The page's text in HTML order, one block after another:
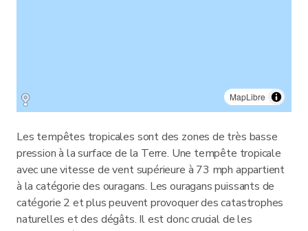
MapLibre
Les tempêtes tropicales sont des zones de très basse
pression à la surface de la Terre. Une tempête tropicale
avec une vitesse de vent supérieure à 73 mph appartient
à la catégorie des ouragans. Les ouragans puissants de
catégorie 2 et plus peuvent provoquer des catastrophes
naturelles et des dégâts. Il est donc crucial de les